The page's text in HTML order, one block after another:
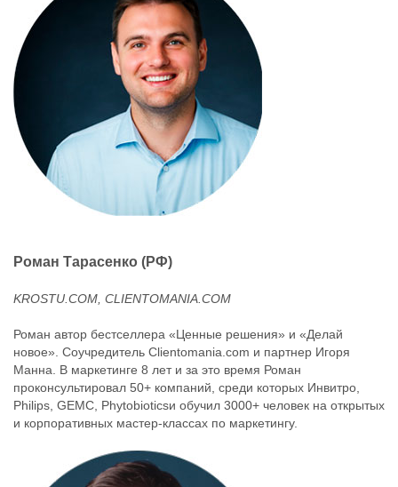
Роман Тарасенко (РФ)
KROSTU.COM, CLIENTOMANIA.COM
Роман автор бестселлера «Ценные решения» и «Делай
новое». Соучредитель Clientomania.com и партнер Игоря
Манна. В маркетинге 8 лет и за это время Роман
проконсультировал 50+ компаний, среди которых Инвитро,
Philips, GEMC, Phytobioticsи обучил 3000+ человек на открытых
и корпоративных мастер-классах по маркетингу.